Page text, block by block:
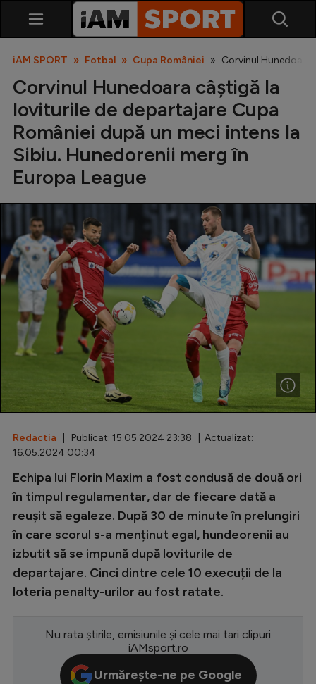
SuperLiga
Cupa României
Echipa Națională
U21
Fotbal feminin
Special
Diverse
Inedit
Champions League
Europa League
Conference League
CM 2026
Premier League
Bundesliga
iAM SPORT Fotbal Cupa României Corvinul Hunedoara
Corvinul Hunedoara câștigă la
loviturile de departajare Cupa
României după un meci intens la
Sibiu. Hunedorenii merg în
Europa League
Redactia | Publicat: 15.05.2024 23:38 | Actualizat:
16.05.2024 00:34
Echipa lui Florin Maxim a fost condusă de două ori
în timpul regulamentar, dar de fiecare dată a
reușit să egaleze. După 30 de minute în prelungiri
în care scorul s-a menținut egal, hundeorenii au
izbutit să se impună după loviturile de
departajare. Cinci dintre cele 10 execuții de la
loteria penalty-urilor au fost ratate.
Nu rata știrile, emisiunile și cele mai tari clipuri
iAMsport.ro
Urmărește-ne pe Google